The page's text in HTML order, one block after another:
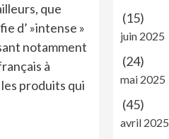
que
d’ »intense »
notamment
à
produits qui
(15)
juin 2025
(24)
mai 2025
(45)
avril 2025